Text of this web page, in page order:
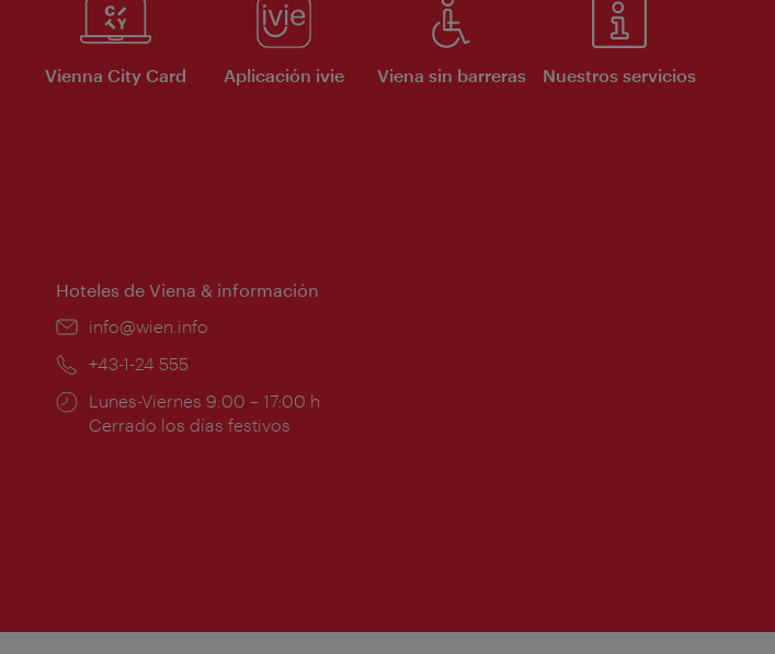
Vienna City Card Aplicación ivie Viena sin barreras Nuestros servicios
Hoteles de Viena & información
e-
info@wien.info
Teléfono:
+43-1-24 555
Horarios
de
Lunes-Viernes 9:00 – 17:00 h
Cerrado los días festivos